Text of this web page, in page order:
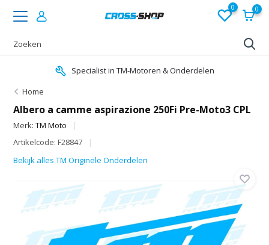
0 0
Specialist in TM-Motoren & Onderdelen
Home
Albero a camme aspirazione 250Fi Pre-Moto3 CPL
Merk:TM Moto
Artikelcode: F28847
Bekijk alles TM Originele Onderdelen